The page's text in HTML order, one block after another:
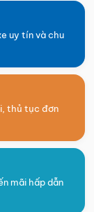
uy tín và chu
thủ tục đơn
mãi hấp dẫn